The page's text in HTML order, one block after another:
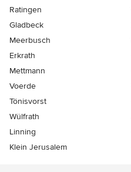
Ratingen
Gladbeck
Meerbusch
Erkrath
Mettmann
Voerde
Tönisvorst
Wülfrath
Linning
Klein Jerusalem